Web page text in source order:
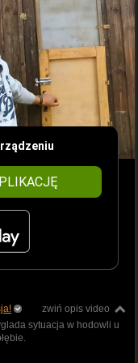
zwiń opis video
sytuacja w hodowli u